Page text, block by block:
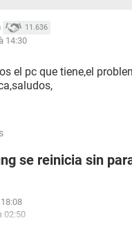
11.636
14:30
el pc que tiene,el
se reinicia sin
02:50